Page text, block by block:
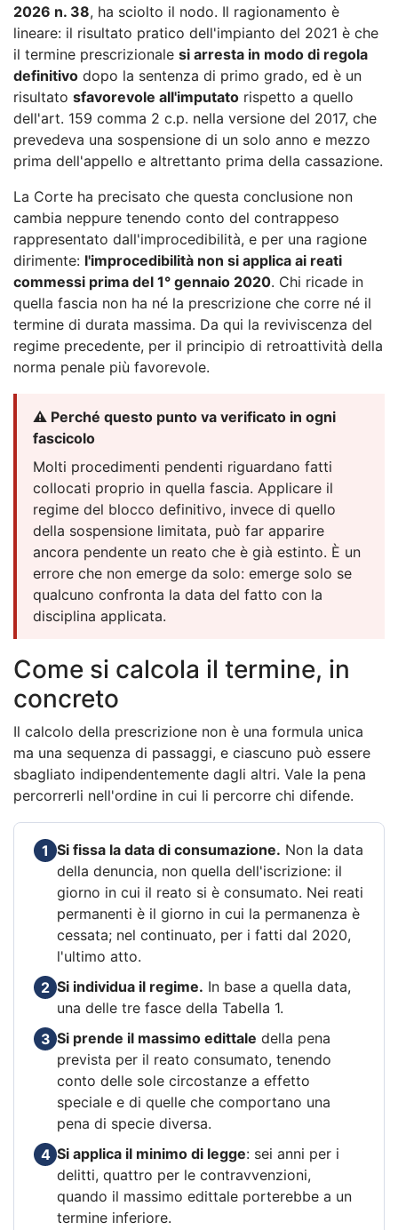
2026 n. 38, ha sciolto il nodo. Il ragionamento è
lineare: il risultato pratico dell'impianto del 2021 è che
il termine prescrizionale si arresta in modo di regola
definitivo dopo la sentenza di primo grado, ed è un
risultato sfavorevole all'imputato rispetto a quello
dell'art. 159 comma 2 c.p. nella versione del 2017, che
prevedeva una sospensione di un solo anno e mezzo
prima dell'appello e altrettanto prima della cassazione.
La Corte ha precisato che questa conclusione non
cambia neppure tenendo conto del contrappeso
rappresentato dall'improcedibilità, e per una ragione
dirimente: l'improcedibilità non si applica ai reati
commessi prima del 1° gennaio 2020. Chi ricade in
quella fascia non ha né la prescrizione che corre né il
termine di durata massima. Da qui la reviviscenza del
regime precedente, per il principio di retroattività della
norma penale più favorevole.
⚠️ Perché questo punto va verificato in ogni
fascicolo
Molti procedimenti pendenti riguardano fatti
collocati proprio in quella fascia. Applicare il
regime del blocco definitivo, invece di quello
della sospensione limitata, può far apparire
ancora pendente un reato che è già estinto. È un
errore che non emerge da solo: emerge solo se
qualcuno confronta la data del fatto con la
disciplina applicata.
Come si calcola il termine, in
concreto
Il calcolo della prescrizione non è una formula unica
ma una sequenza di passaggi, e ciascuno può essere
sbagliato indipendentemente dagli altri. Vale la pena
percorrerli nell'ordine in cui li percorre chi difende.
1 Si fissa la data di consumazione. Non la data
della denuncia, non quella dell'iscrizione: il
giorno in cui il reato si è consumato. Nei reati
permanenti è il giorno in cui la permanenza è
cessata; nel continuato, per i fatti dal 2020,
l'ultimo atto.
2 Si individua il regime. In base a quella data,
una delle tre fasce della Tabella 1.
3 Si prende il massimo edittale della pena
prevista per il reato consumato, tenendo
conto delle sole circostanze a effetto
speciale e di quelle che comportano una
pena di specie diversa.
4 Si applica il minimo di legge: sei anni per i
delitti, quattro per le contravvenzioni,
quando il massimo edittale porterebbe a un
termine inferiore.